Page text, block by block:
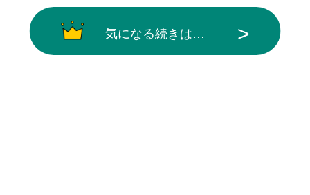
気になる続きは…